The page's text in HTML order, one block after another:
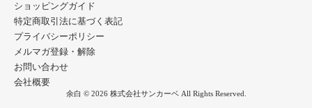
ショッピングガイド
特定商取引法に基づく表記
プライバシーポリシー
メルマガ登録・解除
お問い合わせ
会社概要
余白 © 2026 株式会社サンカーベ All Rights Reserved.